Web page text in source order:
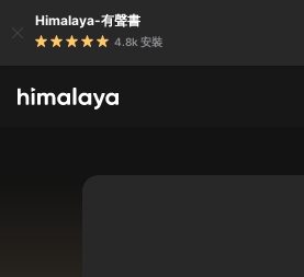
Himalaya-有聲書
4.8k 安裝